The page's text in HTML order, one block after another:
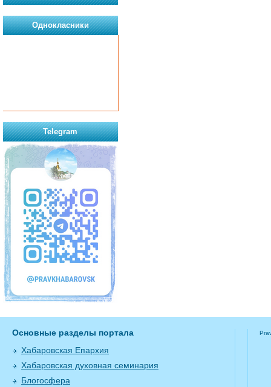
Однокласники
Telegram
Основные разделы портала
Хабаровская Епархия
Хабаровская духовная семинария
Блогосфера